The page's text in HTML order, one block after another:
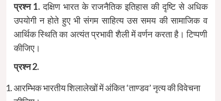
प्रश्न 1.दक्षिण भारत के राजनैतिक इतिहास की दृष्टि से अधिक
उपयोगी न होते हुए भी संगम साहित्य उस समय की सामाजिक व
आर्थिक स्थिति का अत्यंत प्रभावी शैली में वर्णन करता है। टिप्पणी
कीजिए।
प्रश्न 2.
आरम्भिक भारतीय शिलालेखों में अंकित ‘ताण्डव’ नृत्य की विवेचना